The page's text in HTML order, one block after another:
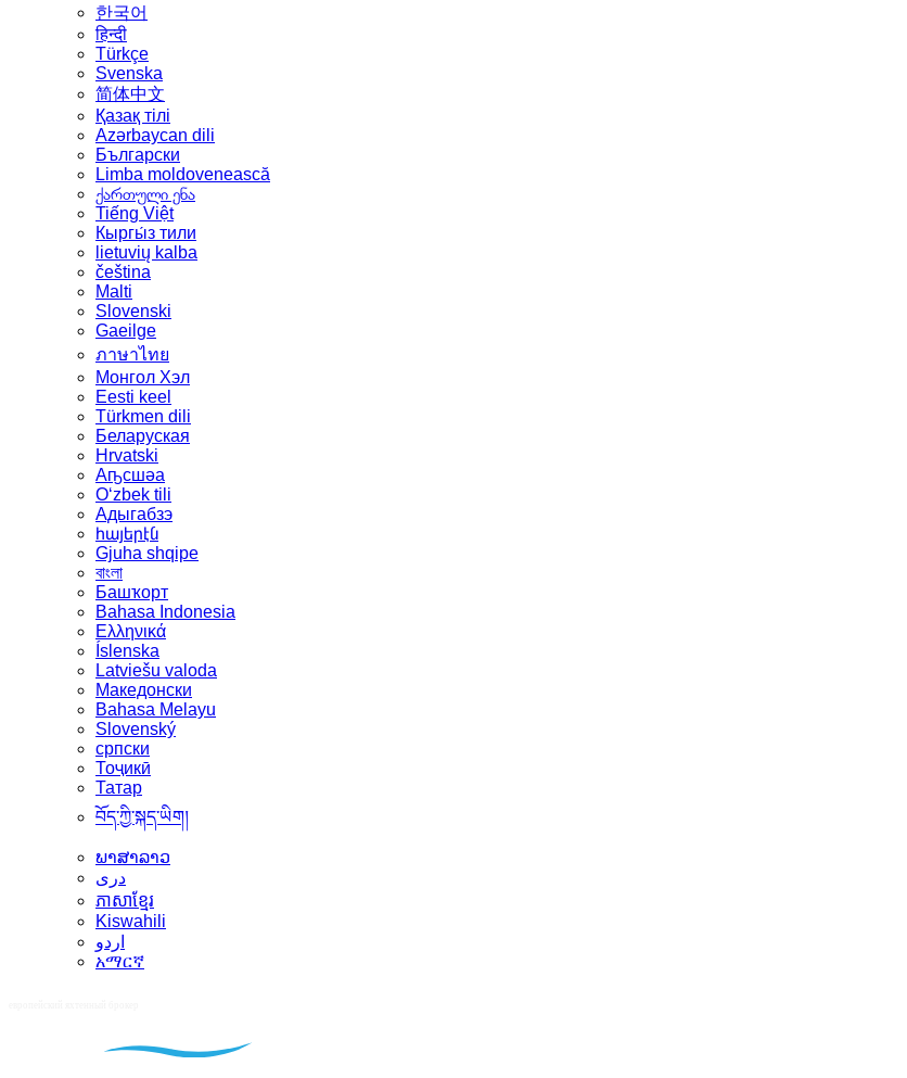
한국어
हिन्दी
Türkçe
Svenska
简体中文
Қазақ тілі
Azərbaycan dili
Български
Limba moldovenească
ქართული ენა
Tiếng Việt
Кыргы́з тили
lietuvių kalba
čeština
Malti
Slovenski
Gaeilge
ภาษาไทย
Монгол Хэл
Eesti keel
Türkmen dili
Беларуская
Hrvatski
Аҧсшәа
Oʻzbek tili
Адыгабзэ
հայերէն
Gjuha shqipe
বাংলা
Башҡорт
Bahasa Indonesia
Ελληνικά
Íslenska
Latviešu valoda
Македонски
Bahasa Melayu
Slovenský
српски
Тоҷикӣ
Татар
བོད་ཀྱི་སྐད་ཡིག།
ພາສາລາວ
دری
ភាសាខ្មែរ
Kiswahili
اردو
አማርኛ